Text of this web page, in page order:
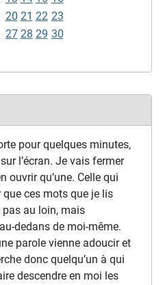
pour quelques minutes,
l’écran. Je vais fermer
ouvrir qu’une. Celle qui
que ces mots que je lis
pas au loin, mais
dedans de moi-même.
parole vienne adoucir et
donc quelqu’un à qui
descendre en moi les
20 21 22 23
27 28 29 30